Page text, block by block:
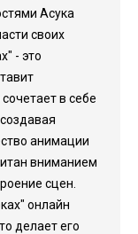
Асука
своих
- это
в себе
анимации
вниманием
сцен.
онлайн
делает его